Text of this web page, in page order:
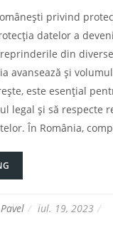
privind
datelor a
din diverse
avansează și
este esențial
legal și să respecte
În România,
iul. 19, 2023